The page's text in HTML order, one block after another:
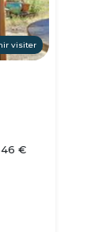
visiter
€